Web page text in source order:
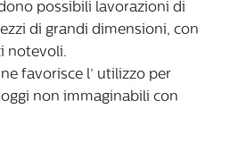
possibili lavorazioni di
di grandi dimensioni, con
notevoli.
ne favorisce l’ utilizzo per
non immaginabili con